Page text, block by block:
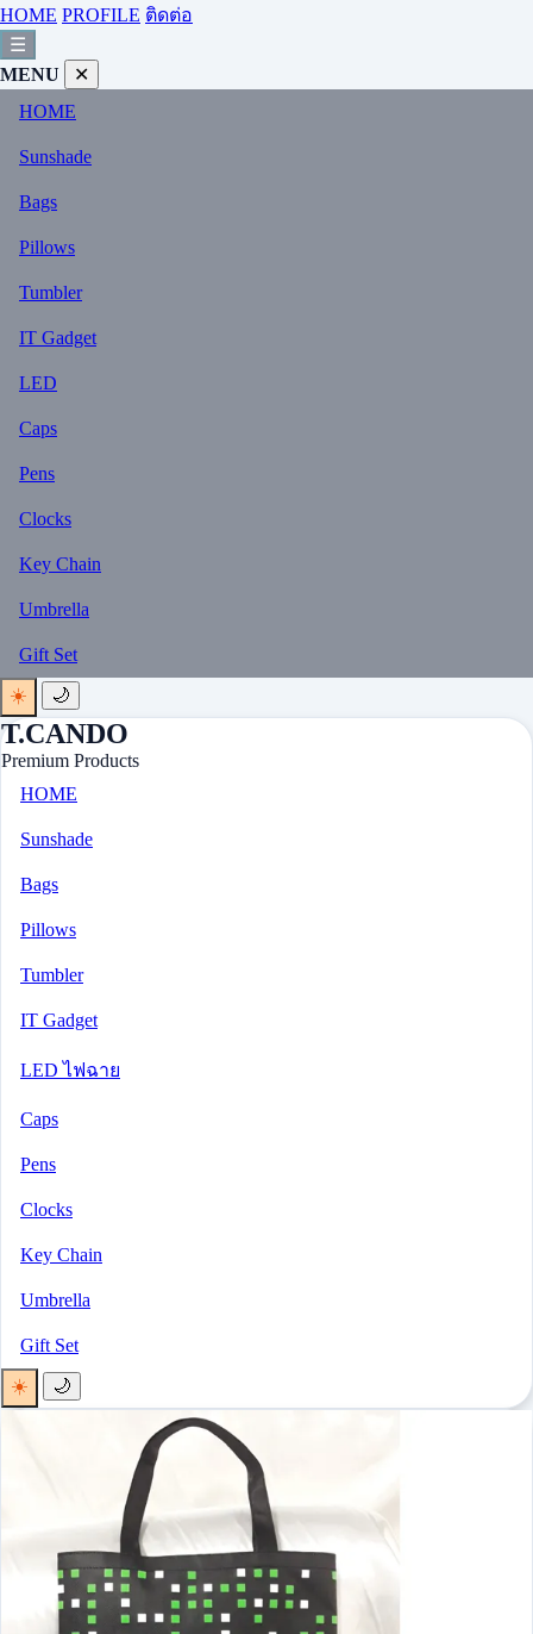
HOME PROFILE ติดต่อ
☰
MENU
✕
HOME
Sunshade
Bags
Pillows
Tumbler
IT Gadget
LED
Caps
Pens
Clocks
Key Chain
Umbrella
Gift Set
☀️
🌙
T.CANDO
Premium Products
HOME
Sunshade
Bags
Pillows
Tumbler
IT Gadget
LED ไฟฉาย
Caps
Pens
Clocks
Key Chain
Umbrella
Gift Set
☀️
🌙